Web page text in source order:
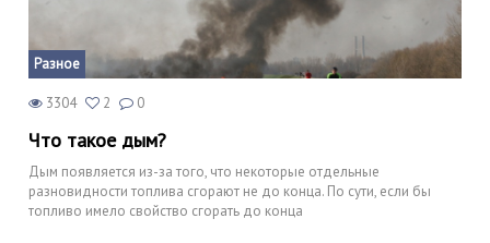
Разное
3304 2 0
Что такое дым?
Дым появляется из-за того, что некоторые отдельные
разновидности топлива сгорают не до конца. По сути, если бы
топливо имело свойство сгорать до конца